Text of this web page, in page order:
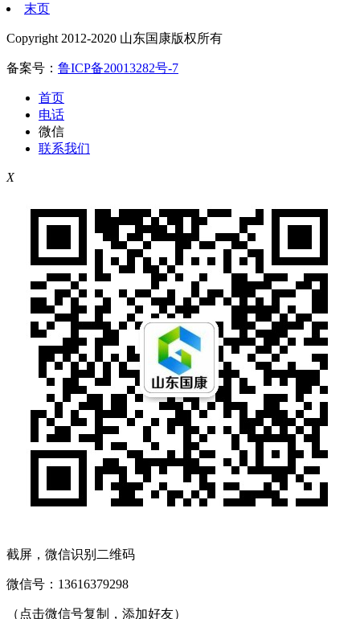
末页
Copyright 2012-2020 山东国康版权所有
备案号： 鲁ICP备20013282号-7
首页
电话
微信
联系我们
X
截屏，微信识别二维码
微信号： 13616379298
（点击微信号复制，添加好友）